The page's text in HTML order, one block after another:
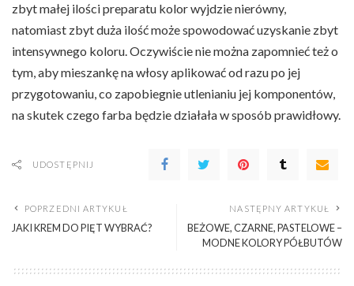
zbyt małej ilości preparatu kolor wyjdzie nierówny,
natomiast zbyt duża ilość może spowodować uzyskanie zbyt
intensywnego koloru. Oczywiście nie można zapomnieć też o
tym, aby mieszankę na włosy aplikować od razu po jej
przygotowaniu, co zapobiegnie utlenianiu jej komponentów,
na skutek czego farba będzie działała w sposób prawidłowy.
UDOSTĘPNIJ
POPRZEDNI ARTYKUŁ
JAKI KREM DO PIĘT WYBRAĆ?
NASTĘPNY ARTYKUŁ
BEŻOWE, CZARNE, PASTELOWE –
MODNE KOLORY PÓŁBUTÓW